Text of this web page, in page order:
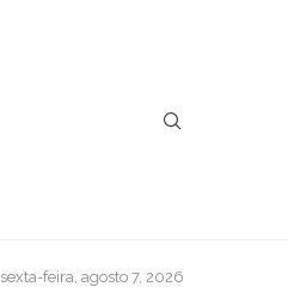
sexta-feira, agosto 7, 2026